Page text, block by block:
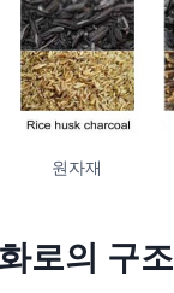
원자재
로의 구조